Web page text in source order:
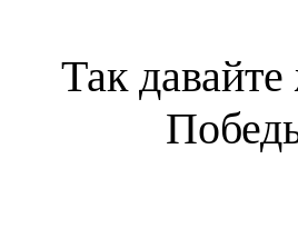
Так